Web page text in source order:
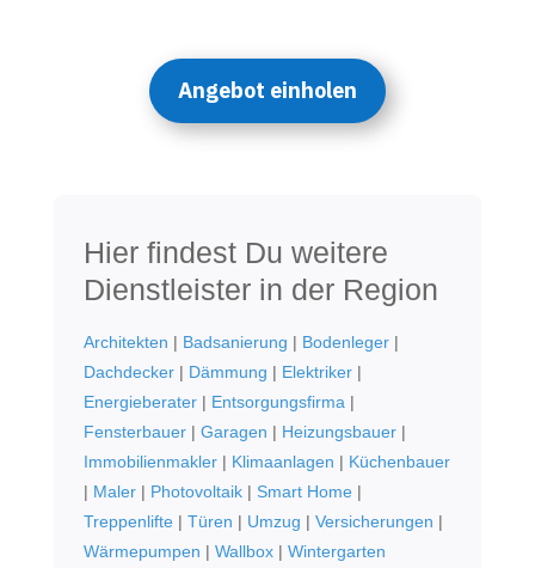
Angebot einholen
Hier findest Du weitere
Dienstleister in der Region
Architekten | Badsanierung | Bodenleger|
Dachdecker| Dämmung | Elektriker|
Energieberater| Entsorgungsfirma |
Fensterbauer| Garagen | Heizungsbauer|
Immobilienmakler| Klimaanlagen | Küchenbauer
| Maler| Photovoltaik| Smart Home|
Treppenlifte| Türen | Umzug | Versicherungen |
Wärmepumpen | Wallbox| Wintergarten